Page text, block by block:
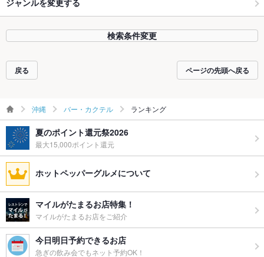
ジャンルを変更する
検索条件変更
戻る ページの先頭へ戻る
沖縄 バー・カクテル ランキング
夏のポイント還元祭2026
最大15,000ポイント還元
ホットペッパーグルメについて
マイルがたまるお店特集！
マイルがたまるお店をご紹介
今日明日予約できるお店
急ぎの飲み会でもネット予約OK！